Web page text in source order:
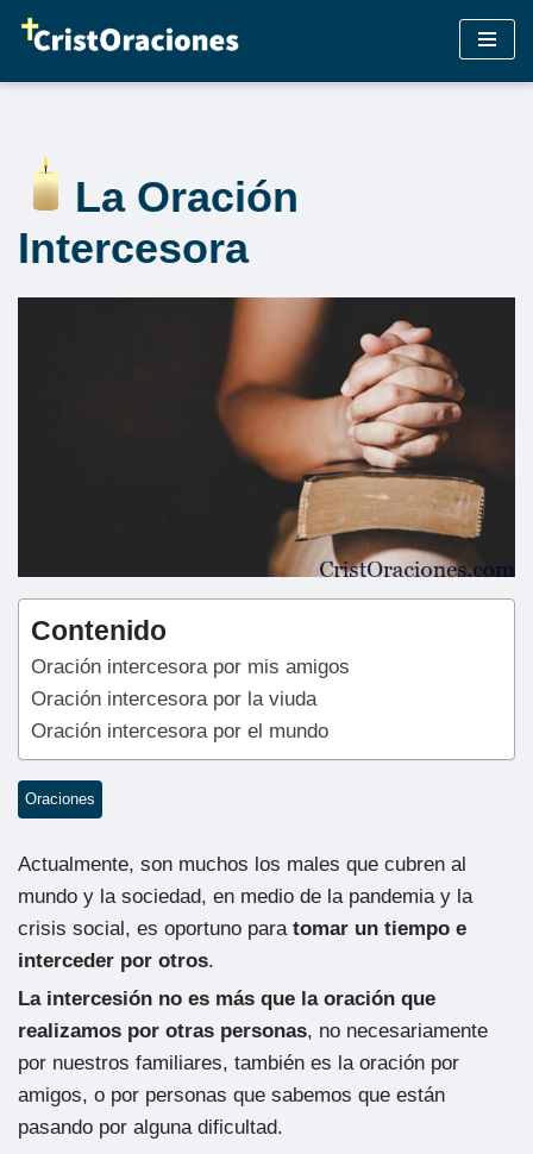
La Oración
Intercesora
Contenido
Oración intercesora por mis amigos
Oración intercesora por la viuda
Oración intercesora por el mundo
Oraciones
Actualmente, son muchos los males que cubren al
mundo y la sociedad, en medio de la pandemia y la
crisis social, es oportuno para tomar un tiempo e
interceder por otros.
La intercesión no es más que la oración que
realizamos por otras personas, no necesariamente
por nuestros familiares, también es la oración por
amigos, o por personas que sabemos que están
pasando por alguna dificultad.